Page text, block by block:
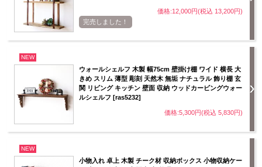
価格:12,000円(税込 13,200円)
完売しました！
NEW
ウォールシェルフ 木製 幅75cm 壁掛け棚 ワイド 横長 大
きめ スリム 薄型 彫刻 天然木 無垢 ナチュラル 飾り棚 玄
関 リビング キッチン 壁面 収納 ウッドカービングウォー
ルシェルフ [ras5232]
価格:5,300円(税込 5,830円)
NEW
小物入れ 卓上 木製 チーク材 収納ボックス 小物収納ケー